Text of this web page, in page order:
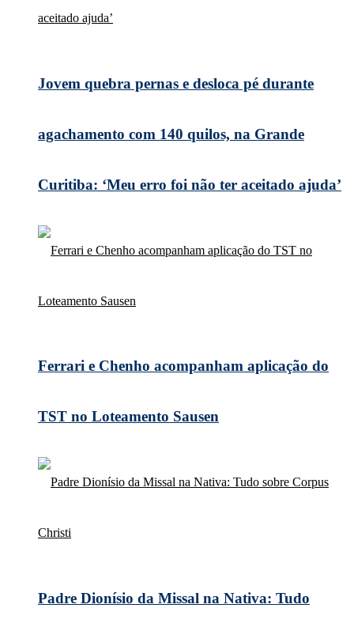
Jovem quebra pernas e desloca pé durante
agachamento com 140 quilos, na Grande
Curitiba: ‘Meu erro foi não ter aceitado ajuda’
Ferrari e Chenho acompanham aplicação do
TST no Loteamento Sausen
Padre Dionísio da Missal na Nativa: Tudo